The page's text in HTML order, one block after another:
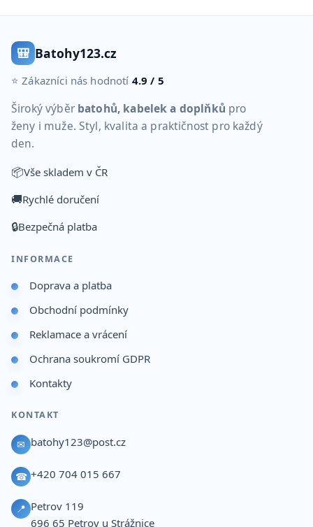
🎒 Batohy123.cz
⭐ Zákazníci nás hodnotí 4.9 / 5
Široký výběr batohů, kabelek a doplňků pro
ženy i muže. Styl, kvalita a praktičnost pro každý
den.
📦Vše skladem v ČR
🚚Rychlé doručení
🔒Bezpečná platba
INFORMACE
Doprava a platba
Obchodní podmínky
Reklamace a vrácení
Ochrana soukromí GDPR
Kontakty
KONTAKT
✉ batohy123@post.cz
☎ +420 704 015 667
📍 Petrov 119
696 65 Petrov u Strážnice